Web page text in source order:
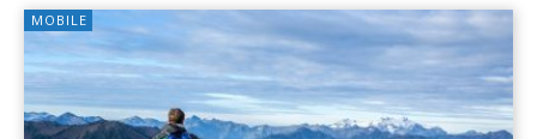
MOBILE